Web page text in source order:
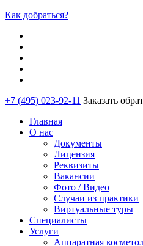
Как добраться?
+7 (495) 023-92-11 Заказать
Главная
О нас
Документы
Лицензия
Реквизиты
Вакансии
Фото / Видео
Случаи из практики
Виртуальные туры
Специалисты
Услуги
Аппаратная